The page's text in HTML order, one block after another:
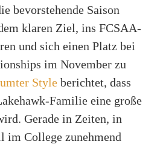
bevorstehende Saison
klaren Ziel, ins FCSAA-
und sich einen Platz bei
im November zu
Style berichtet, dass
Familie eine große
Gerade in Zeiten, in
im College zunehmend